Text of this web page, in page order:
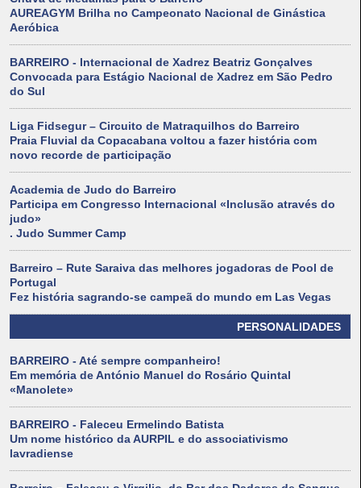
AUREAGYM Brilha no Campeonato Nacional de Ginástica
Aeróbica
BARREIRO - Internacional de Xadrez Beatriz Gonçalves
Convocada para Estágio Nacional de Xadrez em São Pedro
do Sul
Liga Fidsegur – Circuito de Matraquilhos do Barreiro
Praia Fluvial da Copacabana voltou a fazer história com
novo recorde de participação
Academia de Judo do Barreiro
Participa em Congresso Internacional «Inclusão através do
judo»
. Judo Summer Camp
Barreiro – Rute Saraiva das melhores jogadoras de Pool de
Portugal
Fez história sagrando-se campeã do mundo em Las Vegas
PERSONALIDADES
BARREIRO - Até sempre companheiro!
Em memória de António Manuel do Rosário Quintal
«Manolete»
BARREIRO - Faleceu Ermelindo Batista
Um nome histórico da AURPIL e do associativismo
lavradiense